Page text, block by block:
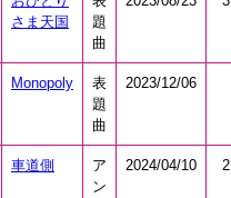
さま天国
題
曲
Monopoly
表
題
曲
2023/12/06
車道側
ア
ン
2024/04/10 2